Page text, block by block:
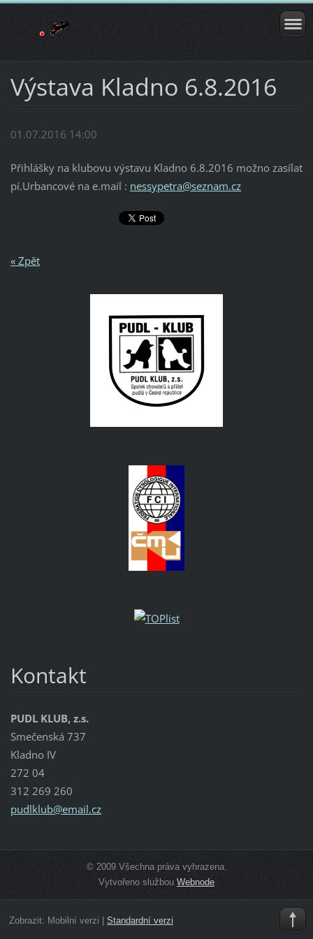
Výstava Kladno 6.8.2016
01.07.2016 14:00
Přihlášky na klubovu výstavu Kladno 6.8.2016 možno zasílat
pí.Urbancové na e.mail : nessypetra@seznam.cz
« Zpět
Kontakt
PUDL KLUB, z.s.
Smečenská 737
Kladno IV
272 04
312 269 260
pudlklub@email.cz
© 2009 Všechna práva vyhrazena.
Vytvořeno službou Webnode
Zobrazit: Mobilní verzi Standardní verzi